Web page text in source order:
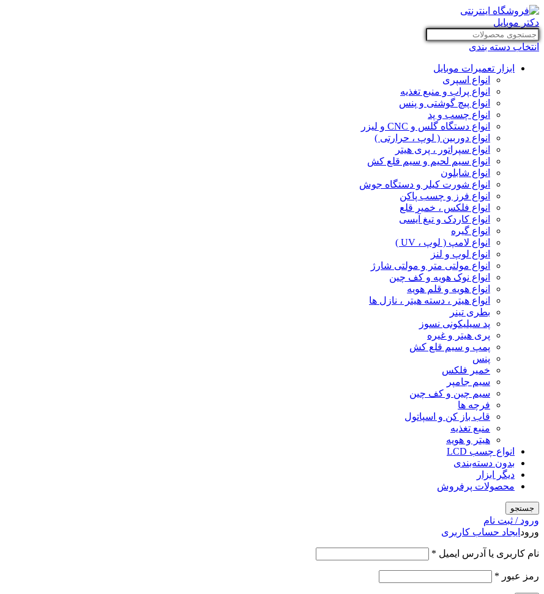
انتخاب دسته بندی
ابزار تعمیرات موبایل
انواع اسپری
انواع پراب و منبع تغذیه
انواع پیچ گوشتی و پنس
انواع چسب و پد
انواع دستگاه گلس و CNC و لیزر
انواع دوربین ( لوپ ، حرارتی )
انواع سپراتور ، پری هیتر
انواع سیم لحیم و سیم قلع کش
انواع شابلون
انواع شورت کیلر و دستگاه جوش
انواع فرز و چسب پاکن
انواع فلکس ، خمیر قلع
انواع کاردک و تیغ آیسی
انواع گیره
انواع لامپ ( لوپ ، UV )
انواع لوپ و لنز
انواع مولتی متر و مولتی شارژ
انواع نوک هویه و کف چین
انواع هویه و قلم هویه
انواع هیتر ، دسته هیتر ، نازل ها
بطری تینر
پد سیلیکونی نسوز
پری هیتر و غیره
پمپ و سیم قلع کش
پنس
خمیر فلکس
سیم جامپر
سیم چین و کف چین
فرچه ها
قاب باز کن و اسپاتول
منبع تغذیه
هیتر و هویه
انواع چسب LCD
بدون دسته‌بندی
دیگر ابزار
محصولات پرفروش
جستجو
ورود / ثبت نام
ورود ایجاد حساب کاربری
نام کاربری یا آدرس ایمیل *
رمز عبور *